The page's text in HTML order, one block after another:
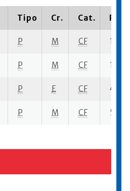
Tipo Cr. Cat.
P M CF 1 se-
P M CF 1 se-
P E CF 4 se-
P M CF 5 se-